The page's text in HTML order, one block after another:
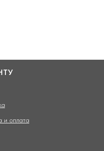
и оплата